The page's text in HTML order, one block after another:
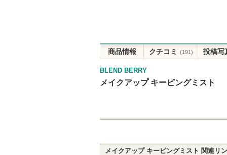
商品情報 クチコミ (191) 投稿写
BLEND BERRY
メイクアップ キーピングミスト
メイクアップ キーピングミスト 関連リ